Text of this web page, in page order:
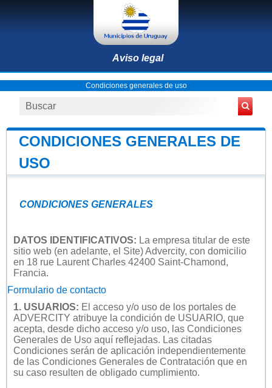
Aviso legal
Condiciones generales de uso
CONDICIONES GENERALES DE
USO
CONDICIONES GENERALES
DATOS IDENTIFICATIVOS: La empresa titular de este
sitio web (en adelante, el Site) Advercity, con domicilio
en 18 rue Laurent Charles 42400 Saint-Chamond,
Francia.
Formulario de contacto
1. USUARIOS: El acceso y/o uso de los portales de
ADVERCITY atribuye la condición de USUARIO, que
acepta, desde dicho acceso y/o uso, las Condiciones
Generales de Uso aquí reflejadas. Las citadas
Condiciones serán de aplicación independientemente
de las Condiciones Generales de Contratación que en
su caso resulten de obligado cumplimiento.